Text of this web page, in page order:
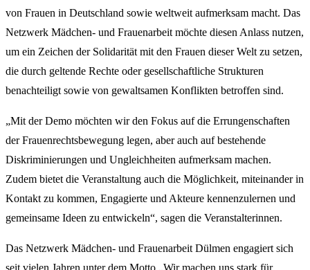
von Frauen in Deutschland sowie weltweit aufmerksam macht. Das
Netzwerk Mädchen- und Frauenarbeit möchte diesen Anlass nutzen,
um ein Zeichen der Solidarität mit den Frauen dieser Welt zu setzen,
die durch geltende Rechte oder gesellschaftliche Strukturen
benachteiligt sowie von gewaltsamen Konflikten betroffen sind.
„Mit der Demo möchten wir den Fokus auf die Errungenschaften
der Frauenrechtsbewegung legen, aber auch auf bestehende
Diskriminierungen und Ungleichheiten aufmerksam machen.
Zudem bietet die Veranstaltung auch die Möglichkeit, miteinander in
Kontakt zu kommen, Engagierte und Akteure kennenzulernen und
gemeinsame Ideen zu entwickeln“, sagen die Veranstalterinnen.
Das Netzwerk Mädchen- und Frauenarbeit Dülmen engagiert sich
seit vielen Jahren unter dem Motto „Wir machen uns stark für